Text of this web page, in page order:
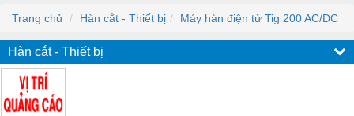
Trang chủ Hàn cắt - Thiết bị Máy hàn điện tử Tig 200 AC/DC
Hàn cắt - Thiết bị